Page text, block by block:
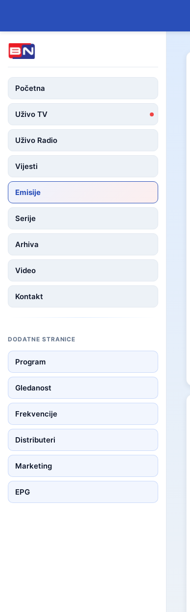
Početna
Uživo TV
Uživo Radio
Vijesti
Emisije
Serije
Arhiva
Video
Kontakt
DODATNE STRANICE
Program
Gledanost
Frekvencije
Distributeri
Marketing
EPG